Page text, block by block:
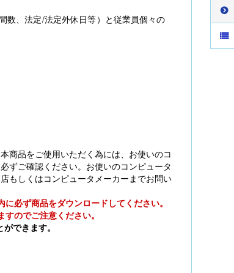
数、法定/法定外休日等）と従業員個々の
商品をご使用いただく為には、お使いのコ
ずご確認ください。お使いのコンピュータ
もしくはコンピュータメーカーまでお問い
必ず商品をダウンロードしてください。
のでご注意ください。
できます。